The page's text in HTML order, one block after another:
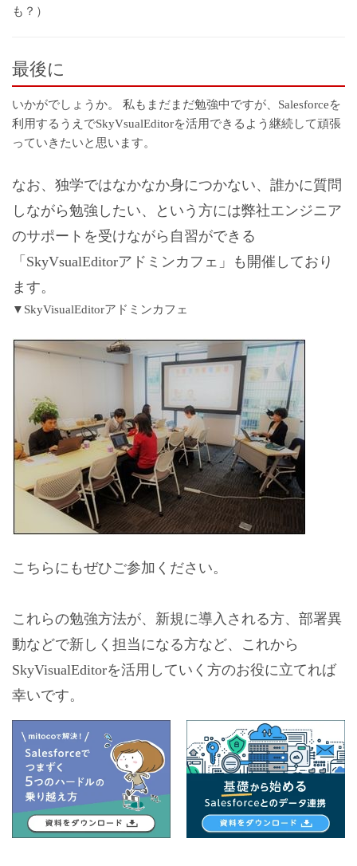
も？）
最後に
いかがでしょうか。 私もまだまだ勉強中ですが、Salesforceを
利用するうえでSkyVsualEditorを活用できるよう継続して頑張
っていきたいと思います。
なお、独学ではなかなか身につかない、誰かに質問
しながら勉強したい、という方には弊社エンジニア
のサポートを受けながら自習ができる
「SkyVsualEditorアドミンカフェ」も開催しており
ます。
▼SkyVisualEditorアドミンカフェ
こちらにもぜひご参加ください。
これらの勉強方法が、新規に導入される方、部署異
動などで新しく担当になる方など、これから
SkyVisualEditorを活用していく方のお役に立てれば
幸いです。